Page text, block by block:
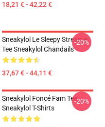
18,21 € - 42,22 €
Sneakylol Le Sleepy Streamer
Tee Sneakylol Chandails
37,67 € - 44,11 €
-20%
Sneakylol Foncé Fam Tee
Sneakylol T-Shirts
-20%